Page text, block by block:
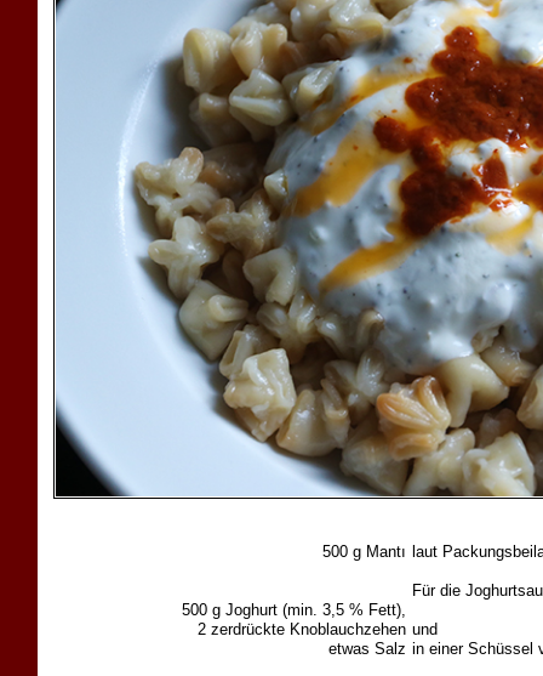
500 g Mantı laut
Für die
500 g Joghurt (min. 3,5 % Fett),
2 zerdrückte Knoblauchzehen und
etwas Salz in einer Schüssel